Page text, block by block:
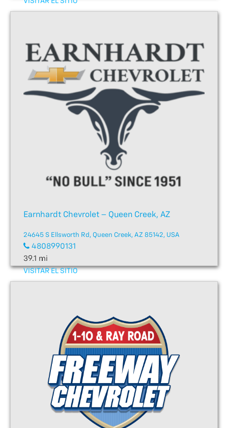
Earnhardt Chevrolet – Queen Creek, AZ
24645 S Ellsworth Rd, Queen Creek, AZ 85142, USA
4808990131
39.1 mi
VISITAR EL SITIO